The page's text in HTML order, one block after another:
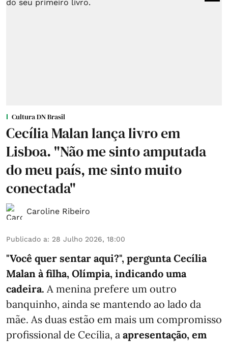
Cultura DN Brasil
Cecília Malan lança livro em
Lisboa. "Não me sinto amputada
do meu país, me sinto muito
conectada"
Caroline Ribeiro
Publicado a: 28 Julho 2026, 18:00
"Você quer sentar aqui?", pergunta Cecília
Malan à filha, Olímpia, indicando uma
cadeira. A menina prefere um outro
banquinho, ainda se mantendo ao lado da
mãe. As duas estão em mais um compromisso
profissional de Cecília, a apresentação, em